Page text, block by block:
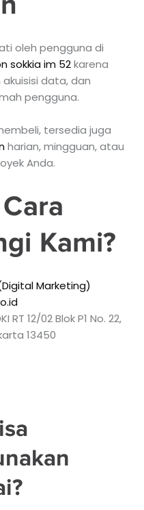
oleh pengguna di
sokkia im 52karena
data, dan
pengguna.
tersedia juga
harian, mingguan, atau
Anda.
Kami?
Marketing)
12/02 Blok P1 No. 22,
13450